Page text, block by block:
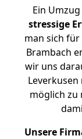
Ein
stressige
man sich für
Brambach
wir uns
möglich zu
Unsere